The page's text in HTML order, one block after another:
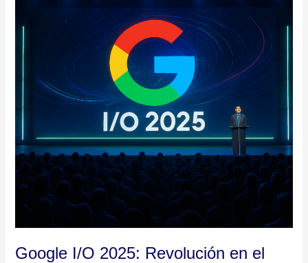
Google I/O 2025: Revolución en el
Revolución
en
Digital